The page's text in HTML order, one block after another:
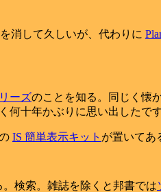
消して久しいが、代わりに
ーズのことを知る。同じく懐
十年かぶりに思い出したで
IS 簡単表示キット が置いてあ
検索。雑誌を除くと邦書では